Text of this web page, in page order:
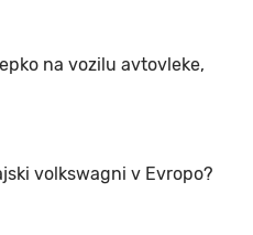
na vozilu avtovleke,
volkswagni v Evropo?